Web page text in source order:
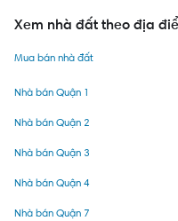
Xem nhà đất theo địa
Mua bán nhà đất
Nhà bán Quận 1
Nhà bán Quận 2
Nhà bán Quận 3
Nhà bán Quận 4
Nhà bán Quận 7